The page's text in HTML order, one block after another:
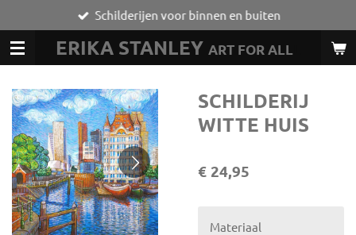
direct
naar
de
ERIKA STANLEY ART FOR ALL
Schilderijen voor binnen en buiten
SCHILDERIJ
WITTE HUIS
€ 24,95
Materiaal